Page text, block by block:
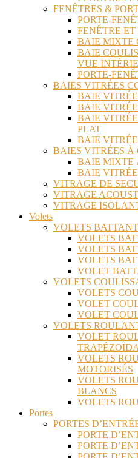
FENÊTRES &
PORTE-
FENÊTRE
BAIE MIXTE
BAIE
VUE
PORTE-
BAIES VITRÉES
BAIE
BAIE
BAIE
PLAT
BAIE
BAIES VITRÉES
BAIE MIXTE
BAIE
VITRAGE DE
VITRAGE
VITRAGE
Volets
VOLETS
VOLETS
VOLETS
VOLETS
VOLET
VOLETS
VOLETS
VOLET
VOLET
VOLETS
VOLET
VOLETS
MOTORISÉS
VOLETS
BLANCS
VOLETS
Portes
PORTES
PORTE
PORTE